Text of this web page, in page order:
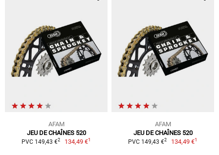
AFAM
JEU DE CHAÎNES 520
PVC 149,43 €2 134,49 €1
AFAM
JEU DE CHAÎNES 520
PVC 149,43 €2 134,49 €1